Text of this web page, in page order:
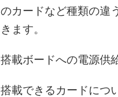
のカードなど種類の違
きます。
搭載ボードへの電源供
搭載できるカードにつ